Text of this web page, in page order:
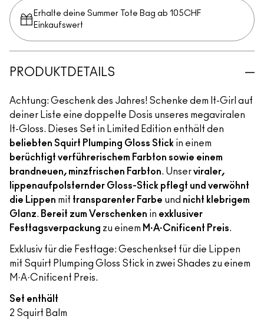
Erhalte deine Summer Tote Bag ab 105CHF
Einkaufswert​
PRODUKTDETAILS
Achtung: Geschenk des Jahres! Schenke dem It-Girl auf
deiner Liste eine doppelte Dosis unseres megaviralen
It-Gloss. Dieses Set in Limited Edition enthält den
beliebten Squirt Plumping Gloss Stick in einem
berüchtigt verführerischem Farbton sowie einem
brandneuen, minzfrischen Farbton. Unserviraler,
lippenaufpolsternder Gloss-Stick pflegt und verwöhnt
die Lippen mit transparenter Farbe und nicht klebrigem
Glanz. Bereit zum Verschenken in exklusiver
Festtagsverpackung zu einem M·A·Cnificent Preis.
Exklusiv für die Festtage: Geschenkset für die Lippen
mit Squirt Plumping Gloss Stick in zwei Shades zu einem
M·A·Cnificent Preis.
Set enthält
2 Squirt Balm